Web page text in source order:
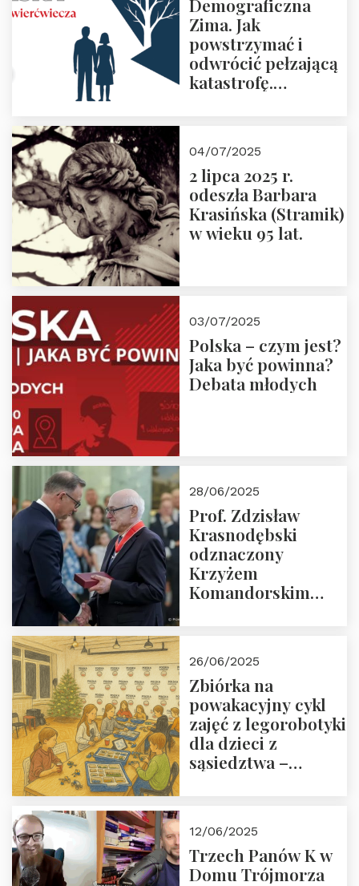
Demograficzna
Zima. Jak
powstrzymać i
odwrócić pełzającą
katastrofę.
Nowego
Ćwierćwiecza”
04/07/2025
2 lipca 2025 r.
odeszła Barbara
Krasińska (Stramik)
w wieku 95 lat.
03/07/2025
Polska – czym jest?
Jaka być powinna?
Debata młodych
28/06/2025
Prof. Zdzisław
Krasnodębski
odznaczony
Krzyżem
Komandorskim
26/06/2025
Zbiórka na
powakacyjny cykl
zajęć z legorobotyki
dla dzieci z
sąsiedztwa –
Fundacji
12/06/2025
Trzech Panów K w
Domu Trójmorza